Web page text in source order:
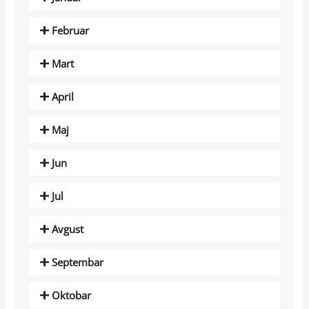
Februar
Mart
April
Maj
Jun
Jul
Avgust
Septembar
Oktobar